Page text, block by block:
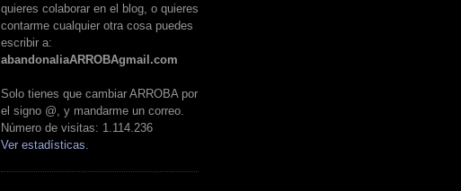
quieres colaborar en el blog, o quieres
contarme cualquier otra cosa puedes
escribir a:
abandonaliaARROBAgmail.com
Solo tienes que cambiar ARROBA por
el signo @, y mandarme un correo.
Número de visitas: 1.114.236
Ver estadísticas.